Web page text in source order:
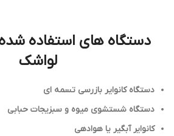
دستگاه های استفاده
لواشک
دستگاه كانواير بازرسی تسمه اي
دستگاه شستشوي ميوه و سبزيجات حبابی
کانوایر آبگیر یا هوادهی